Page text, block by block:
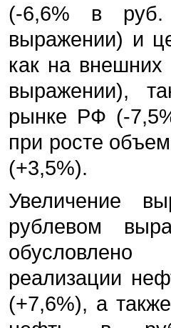
(-6,6% в
выражении) и
как на
выражении),
рынке РФ (-
при росте
(+3,5%).
Увеличение
рублевом
реализации
(+7,6%), а